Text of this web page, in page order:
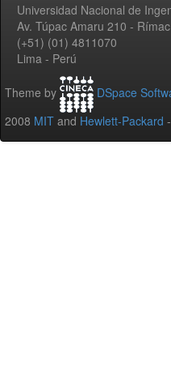
Universidad Nacional de
Av. Túpac Amaru 210 -
(+51) (01) 4811070
Lima - Perú
Theme by DSpace
2008 MIT and Hewlett-Packard -